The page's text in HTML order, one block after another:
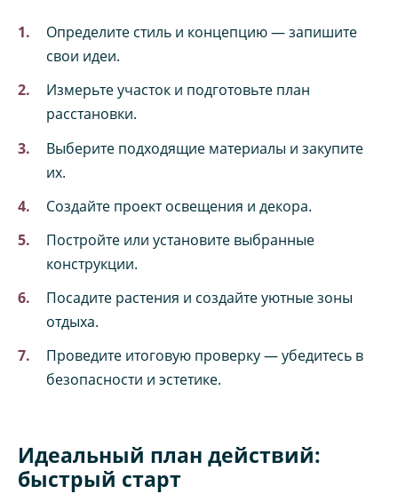
Определите стиль и концепцию — запишите
свои идеи.
Измерьте участок и подготовьте план
расстановки.
Выберите подходящие материалы и закупите
их.
Создайте проект освещения и декора.
Постройте или установите выбранные
конструкции.
Посадите растения и создайте уютные зоны
отдыха.
Проведите итоговую проверку — убедитесь в
безопасности и эстетике.
Идеальный план действий:
быстрый старт